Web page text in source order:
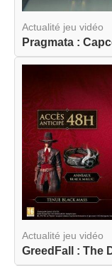
Actualité jeu vidéo
Actualité jeu vidéo